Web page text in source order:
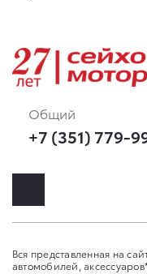
Общий
+7 (351) 779-
Вся представленная на
автомобилей,